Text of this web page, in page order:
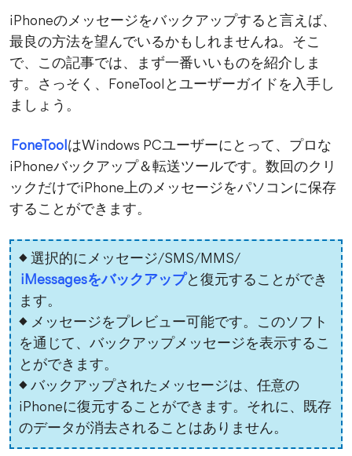
iPhoneのメッセージをバックアップすると言えば、
最良の方法を望んでいるかもしれませんね。そこ
で、この記事では、まず一番いいものを紹介しま
す。さっそく、FoneToolとユーザーガイドを入手し
ましょう。
FoneToolはWindows PCユーザーにとって、プロな
iPhoneバックアップ＆転送ツールです。数回のクリ
ックだけでiPhone上のメッセージをパソコンに保存
することができます。
◆ 選択的にメッセージ/SMS/MMS/
iMessagesをバックアップ と復元することができ
ます。
◆ メッセージをプレビュー可能です。このソフト
を通じて、バックアップメッセージを表示するこ
とができます。
◆ バックアップされたメッセージは、任意の
iPhoneに復元することができます。それに、既存
のデータが消去されることはありません。